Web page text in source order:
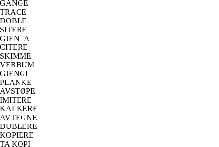
GANGE
TRACE
DOBLE
SITERE
GJENTA
CITERE
SKIMME
VERBUM
GJENGI
PLANKE
AVSTØPE
IMITERE
KALKERE
AVTEGNE
DUBLERE
KOPIERE
TA KOPI